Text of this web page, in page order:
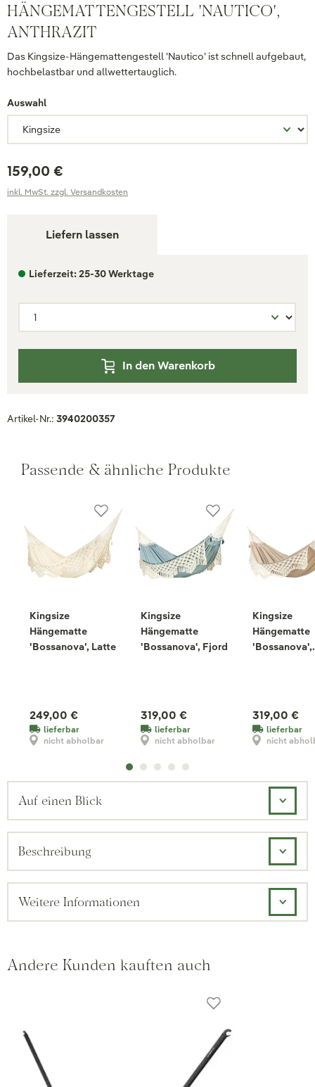
HÄNGEMATTENGESTELL 'NAUTICO',
ANTHRAZIT
Das Kingsize-Hängemattengestell 'Nautico' ist schnell aufgebaut,
hochbelastbar und allwettertauglich.
Auswahl
159,00 €
inkl. MwSt. zzgl. Versandkosten
Liefern lassen
Lieferzeit: 25-30 Werktage
In den Warenkorb
Artikel-Nr.: 3940200357
Passende & ähnliche Produkte
Kingsize
Hängematte
'Bossanova', Latte
249,00 €
lieferbar
nicht abholbar
Kingsize
Hängematte
'Bossanova', Fjord
319,00 €
lieferbar
nicht abholbar
Kingsize
Hängematte
'Bossanova',
319,00 €
lieferbar
nicht
Auf einen Blick
Beschreibung
Weitere Informationen
Andere Kunden kauften auch